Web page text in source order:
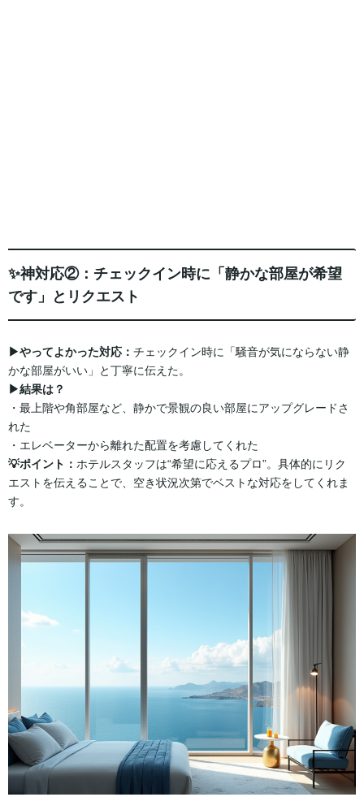
✨神対応②：チェックイン時に「静かな部屋が希望
です」とリクエスト
▶︎やってよかった対応： チェックイン時に「騒音が気にならない静
かな部屋がいい」と丁寧に伝えた。
▶︎結果は？
・最上階や角部屋など、静かで景観の良い部屋にアップグレードさ
れた
・エレベーターから離れた配置を考慮してくれた
💡ポイント： ホテルスタッフは“希望に応えるプロ”。具体的にリク
エストを伝えることで、空き状況次第でベストな対応をしてくれま
す。